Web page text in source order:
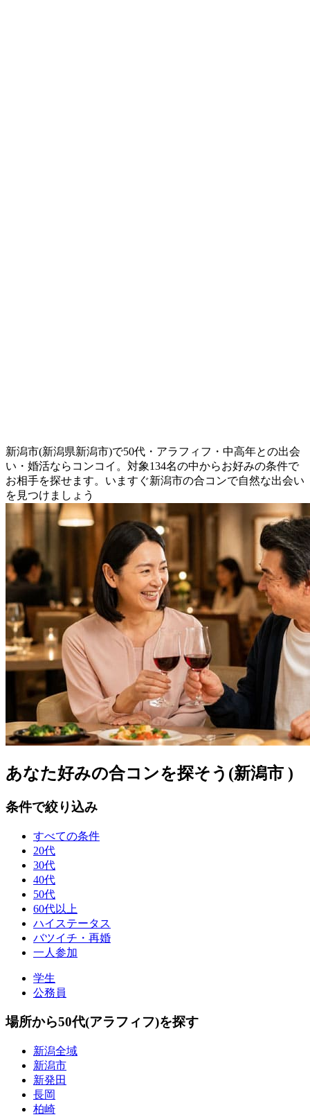
新潟市(新潟県新潟市)で50代・アラフィフ・中高年との出会
い・婚活ならコンコイ。対象134名の中からお好みの条件で
お相手を探せます。いますぐ新潟市の合コンで自然な出会い
を見つけましょう
あなた好みの合コンを探そう(新潟市 )
条件で絞り込み
すべての条件
20代
30代
40代
50代
60代以上
ハイステータス
バツイチ・再婚
一人参加
学生
公務員
場所から50代(アラフィフ)を探す
新潟全域
新潟市
新発田
長岡
柏崎